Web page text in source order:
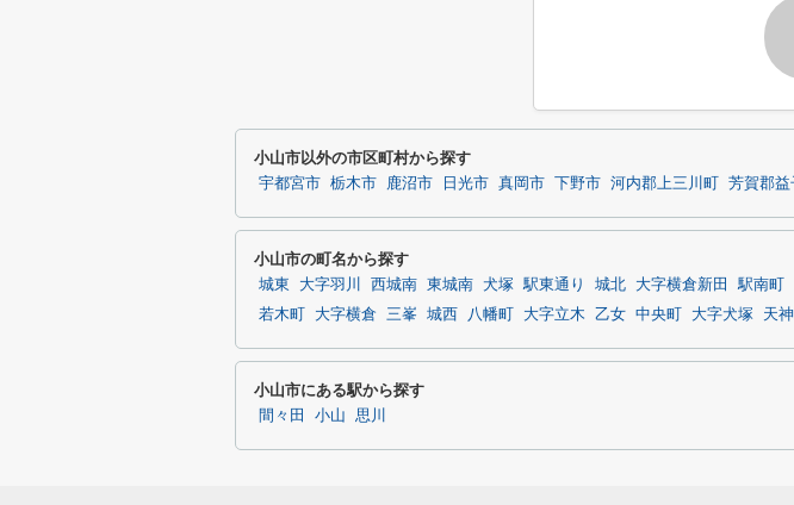
小山市以外の市区町村から探す
宇都宮市 栃木市 鹿沼市 日光市 真岡市 下野市 河内郡上三川町 芳賀郡益
小山市の町名から探す
城東 大字羽川 西城南 東城南 犬塚 駅東通り 城北 大字横倉新田 駅南町
若木町
大字横倉 三峯 城西 八幡町 大字立木 乙女 中央町 大字犬塚 天神
小山市にある駅から探す
間々田 小山 思川